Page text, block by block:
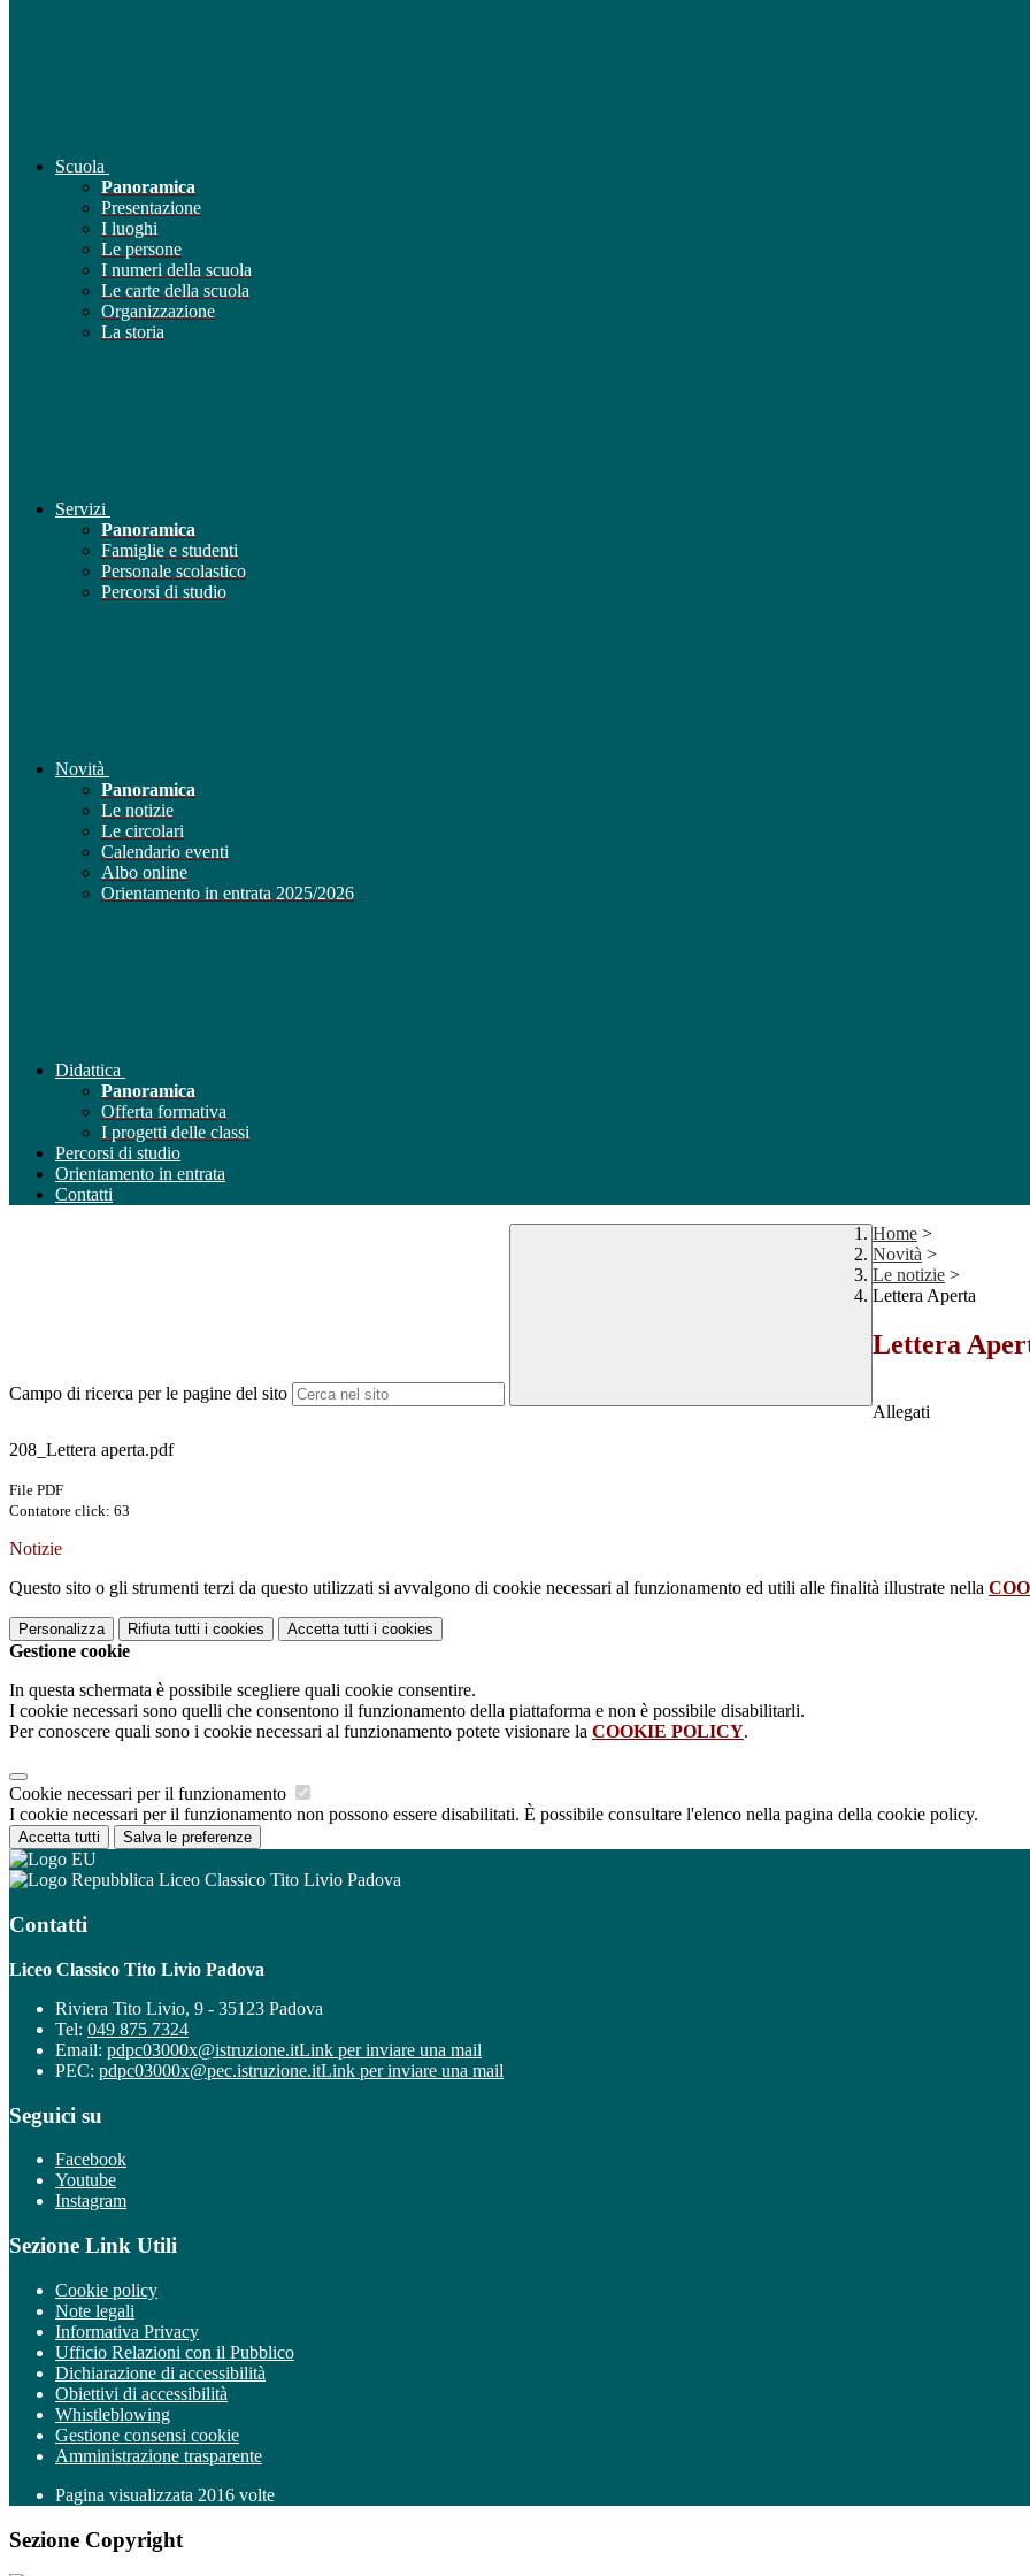
Scuola
Panoramica
Presentazione
I luoghi
Le persone
I numeri della scuola
Le carte della scuola
Organizzazione
La storia
Servizi
Panoramica
Famiglie e studenti
Personale scolastico
Percorsi di studio
Novità
Panoramica
Le notizie
Le circolari
Calendario eventi
Albo online
Orientamento in entrata 2025/2026
Didattica
Panoramica
Offerta formativa
I progetti delle classi
Percorsi di studio
Orientamento in entrata
Contatti
Campo di ricerca per le pagine del sito
Home >
Novità >
Le notizie >
Lettera Aperta
Lettera
Allegati
208_Lettera aperta.pdf
File PDF
Contatore click: 63
Notizie
Questo sito o gli strumenti terzi da questo utilizzati si avvalgono di cookie necessari al funzionamento ed utili alle finalità illustrate nella
Personalizza Rifiuta tutti i cookies Accetta tutti i cookies
Gestione cookie
In questa schermata è possibile scegliere quali cookie consentire.
I cookie necessari sono quelli che consentono il funzionamento della piattaforma e non è possibile disabilitarli.
Per conoscere quali sono i cookie necessari al funzionamento potete visionare la COOKIE POLICY.
Cookie necessari per il funzionamento
I cookie necessari per il funzionamento non possono essere disabilitati. È possibile consultare l'elenco nella pagina della cookie policy.
Accetta tutti Salva le preferenze
Liceo Classico Tito Livio Padova
Contatti
Liceo Classico Tito Livio Padova
Riviera Tito Livio, 9 - 35123 Padova
Tel: 049 875 7324
Email: pdpc03000x@istruzione.itLink per inviare una mail
PEC: pdpc03000x@pec.istruzione.itLink per inviare una mail
Seguici su
Facebook
Youtube
Instagram
Sezione Link Utili
Cookie policy
Note legali
Informativa Privacy
Ufficio Relazioni con il Pubblico
Dichiarazione di accessibilità
Obiettivi di accessibilità
Whistleblowing
Gestione consensi cookie
Amministrazione trasparente
Pagina visualizzata 2016 volte
Sezione Copyright